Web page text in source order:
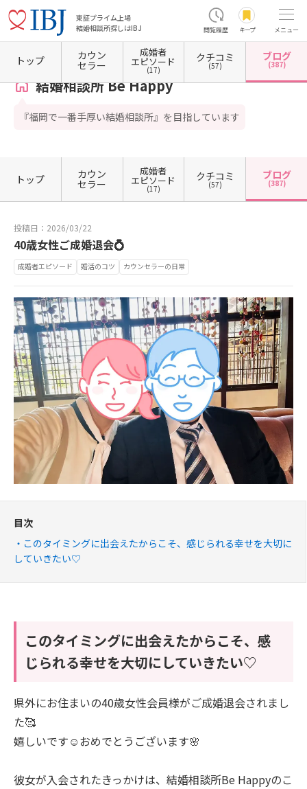
東証プライム上場
結婚相談所探しはIBJ
閲覧履歴 キープ メニュー
ホーム 福岡県の結婚相談所 福岡県福岡市 福岡県福岡市博多区 結婚相談所 Be Happy
結婚相談所 Be Happy
『福岡で一番手厚い結婚相談所』を目指しています
トップ カウン
セラー
成婚者
エピソード
(17)
クチコミ
(57)
ブログ
(387)
トップ カウン
セラー
成婚者
エピソード
(17)
クチコミ
(57)
ブログ
(387)
投稿日：2026/03/22
40歳女性ご成婚退会💍
成婚者エピソード 婚活のコツ カウンセラーの日常
目次
このタイミングに出会えたからこそ、感じられる幸せを大切に
していきたい♡
このタイミングに出会えたからこそ、感
じられる幸せを大切にしていきたい♡
県外にお住まいの40歳女性会員様がご成婚退会されまし
た🥰
嬉しいです☺️おめでとうございます🌸
彼女が入会されたきっかけは、結婚相談所Be Happyのこ